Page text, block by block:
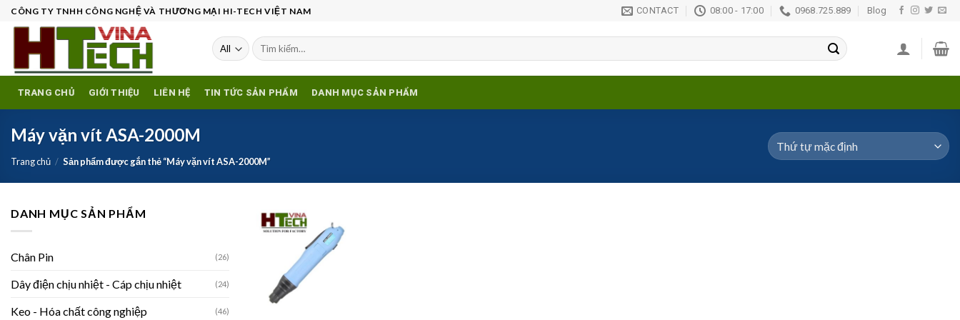
Skip
content
CÔNG TY TNHH CÔNG NGHỆ VÀ THƯƠNG MẠI HI-TECH VIỆT NAM CONTACT 08:00 - 17:00 0968.725.889 Blog
Tìm
kiếm:
TRANG CHỦ GIỚI THIỆU LIÊN HỆ TIN TỨC SẢN PHẨM DANH MỤC SẢN PHẨM
Máy vặn vít ASA-2000M
Trang chủ / Sản phẩm được gắn thẻ “Máy vặn vít ASA-2000M”
DANH MỤC SẢN PHẨM
Chân Pin (26)
Dây điện chịu nhiệt - Cáp chịu nhiệt (24)
Keo - Hóa chất công nghiệp (46)
Add to
wishlist